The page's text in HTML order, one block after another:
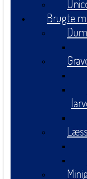
Brugte